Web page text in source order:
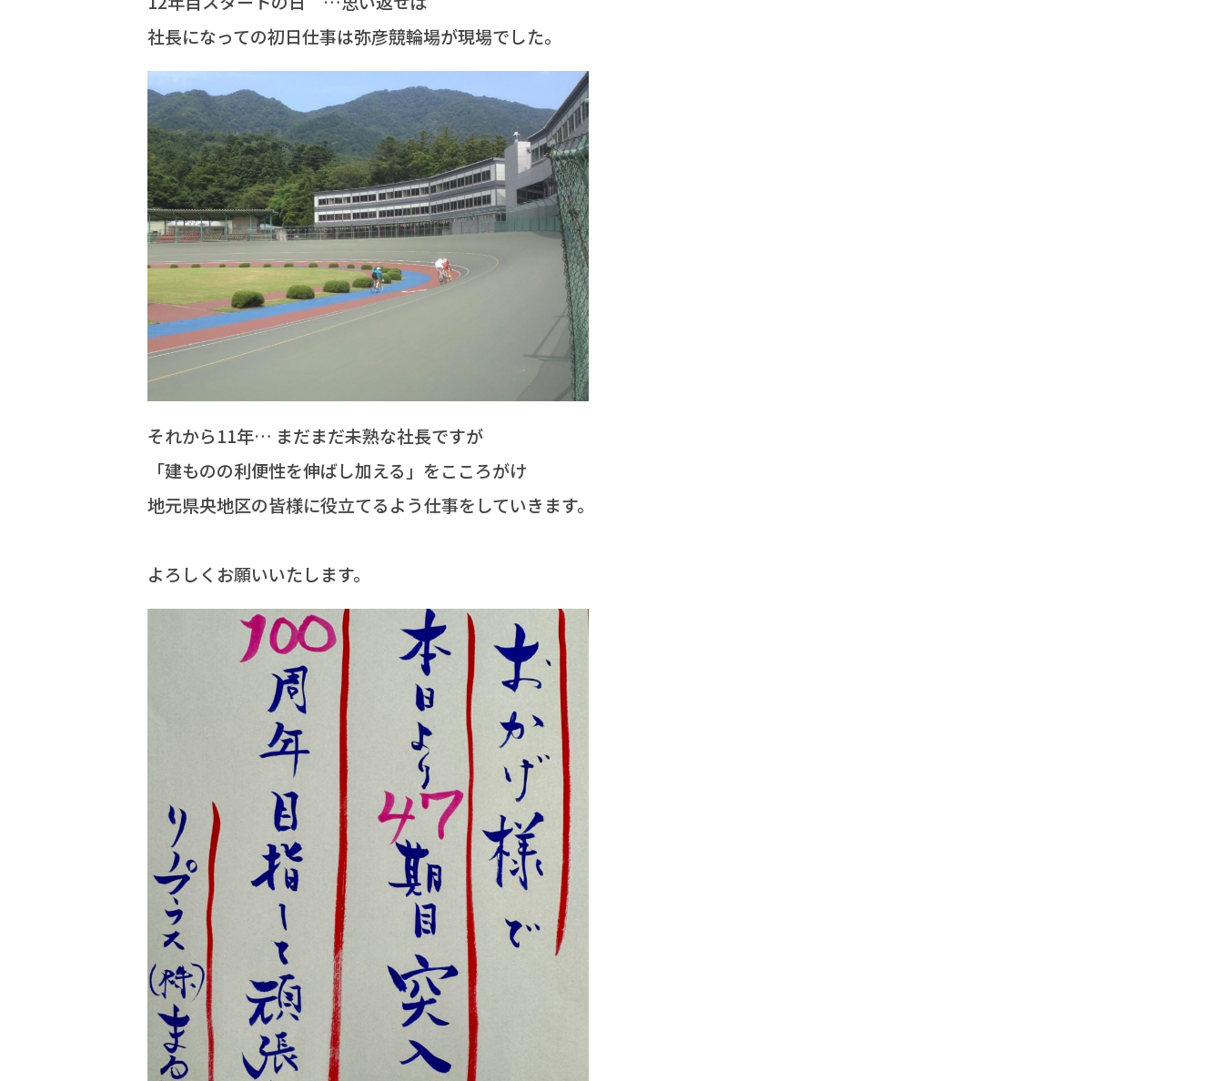
社長になっての初日仕事は弥彦競輪場が現場でした。
それから11年… まだまだ未熟な社長ですが
「建ものの利便性を伸ばし加える」をこころがけ
地元県央地区の皆様に役立てるよう仕事をしていきます。
よろしくお願いいたします。